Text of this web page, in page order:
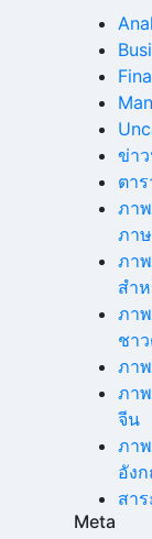
ข่า
ตา
ภา
ภา
ภา
สำ
ภา
ชา
ภา
ภา
จีน
ภา
อัง
สา
Meta